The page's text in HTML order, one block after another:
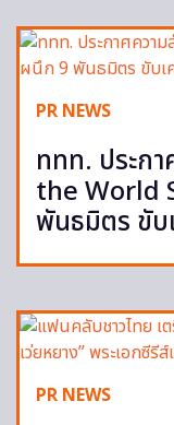
PR NEWS
ททท. ประก
the World
พันธมิตร ขับ
PR NEWS